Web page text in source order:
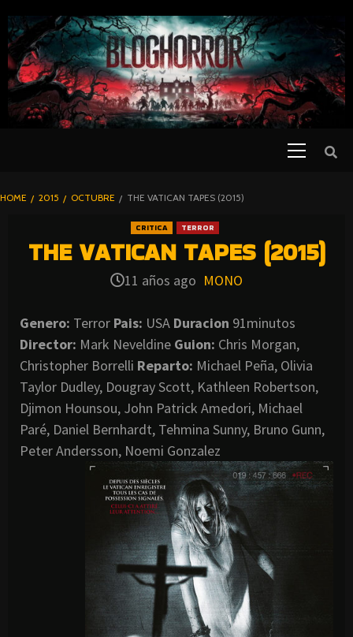
TO
CONTENT
BLOGHORROR
HOME 2015 OCTUBRE THE VATICAN TAPES (2015)
CRITICA TERROR
THE VATICAN TAPES (2015)
11 años ago MONO
Genero: Terror Pais: USA Duracion 91minutos
Director: Mark Neveldine Guion: Chris Morgan,
Christopher Borrelli Reparto: Michael Peña, Olivia
Taylor Dudley, Dougray Scott, Kathleen Robertson,
Djimon Hounsou, John Patrick Amedori, Michael
Paré, Daniel Bernhardt, Tehmina Sunny, Bruno Gunn,
Peter Andersson, Noemi Gonzalez